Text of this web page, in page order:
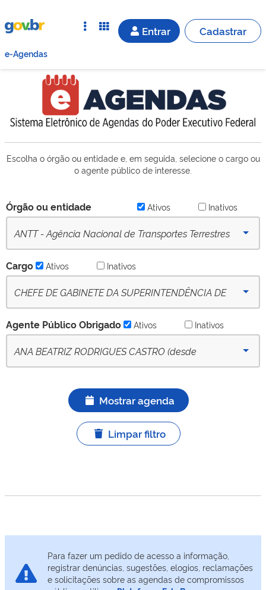
Entrar Cadastrar
e-Agendas
Escolha o órgão ou entidade e, em seguida, selecione o cargo ou
o agente público de interesse.
Órgão ou entidade Ativos Inativos
ANTT - Agência Nacional de Transportes Terrestres
Cargo Ativos Inativos
CHEFE DE GABINETE DA SUPERINTENDÊNCIA DE
05-03-2025) - Ativo
Agente Público Obrigado Ativos Inativos
ANA BEATRIZ RODRIGUES CASTRO (desde
Mostrar agenda
Limpar filtro
Para fazer um pedido de acesso a informação,
registrar denúncias, sugestões, elogios, reclamações
e solicitações sobre as agendas de compromissos